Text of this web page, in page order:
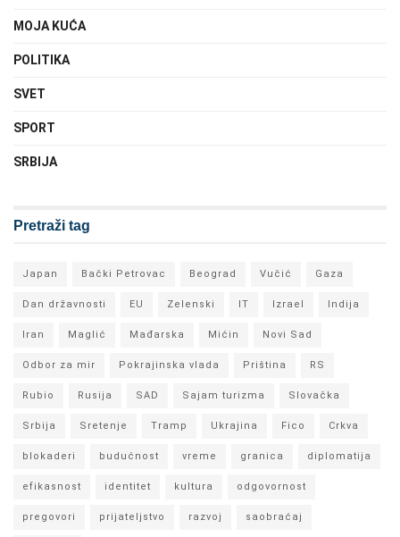
MOJA KUĆA
POLITIKA
SVET
SPORT
SRBIJA
Pretraži tag
Japan Bački Petrovac Beograd Vučić Gaza
Dan državnosti EU Zelenski IT Izrael Indija
Iran Maglić Mađarska Mićin Novi Sad
Odbor za mir Pokrajinska vlada Priština RS
Rubio Rusija SAD Sajam turizma Slovačka
Srbija Sretenje Tramp Ukrajina Fico Crkva
blokaderi budućnost vreme granica diplomatija
efikasnost identitet kultura odgovornost
pregovori prijateljstvo razvoj saobraćaj